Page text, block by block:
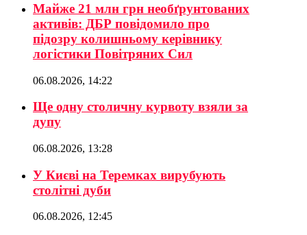
Майже 21 млн грн необґрунтованих
активів: ДБР повідомило про
підозру колишньому керівнику
логістики Повітряних Сил
06.08.2026, 14:22
Ще одну столичну курвоту взяли за
дупу
06.08.2026, 13:28
У Києві на Теремках вирубують
столітні дуби
06.08.2026, 12:45